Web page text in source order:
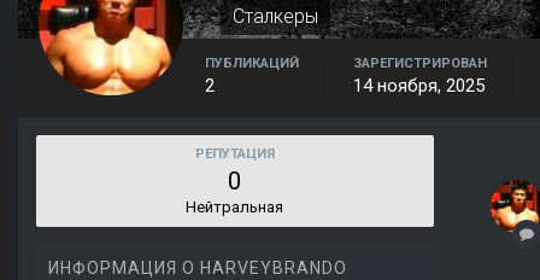
Сталкеры
ПУБЛИКАЦИЙ
2
ЗАРЕГИСТРИРОВАН
14 ноября, 2025
РЕПУТАЦИЯ
0
Нейтральная
ИНФОРМАЦИЯ О HARVEYBRANDO